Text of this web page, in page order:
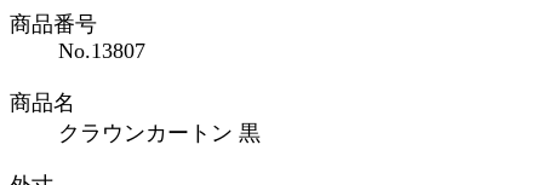
商品番号
No.13807
商品名
クラウンカートン 黒